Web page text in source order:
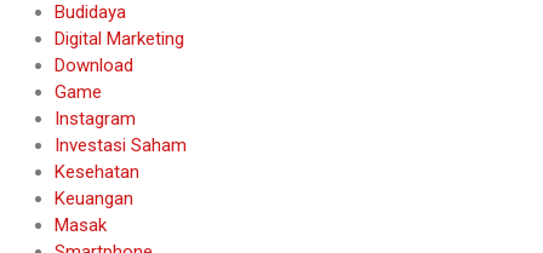
Budidaya
Digital Marketing
Download
Game
Instagram
Investasi Saham
Kesehatan
Keuangan
Masak